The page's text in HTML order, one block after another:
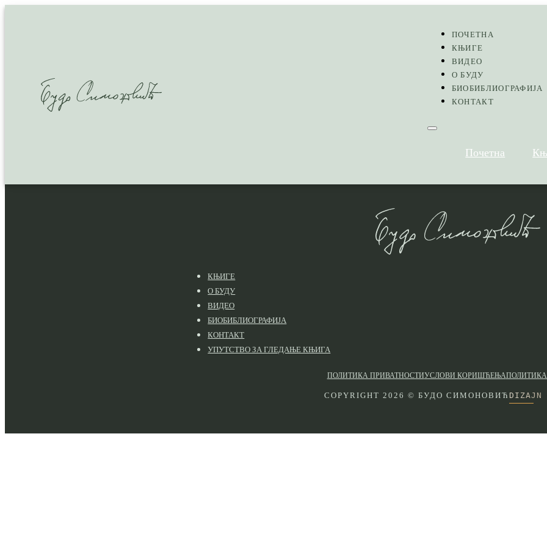
ПОЧЕТНА
КЊИГЕ
ВИДЕО
О БУДУ
БИОБИБЛИОГРАФИЈА
КОНТАКТ
Почетна
КЊИГЕ
О БУДУ
ВИДЕО
БИОБИБЛИОГРАФИЈА
КОНТАКТ
УПУТСТВО ЗА ГЛЕДАЊЕ КЊИГА
ПОЛИТИКА ПРИВАТНОСТИУСЛОВИ КОРИШЋЕЊА
COPYRIGHT 2026 © БУДО СИМОНОВИЋ DIZAJN